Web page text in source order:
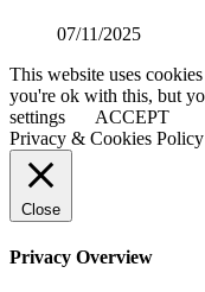
07/11/2025
This website uses
you're ok with this, but
settings
ACCEPT
Privacy & Cookies Policy
Close
Privacy Overview